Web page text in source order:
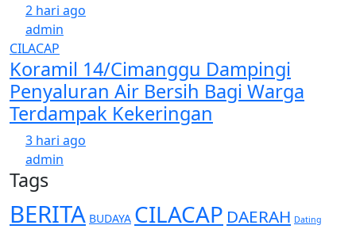
2 hari ago
admin
CILACAP
Koramil 14/Cimanggu Dampingi
Penyaluran Air Bersih Bagi Warga
Terdampak Kekeringan
3 hari ago
admin
Tags
BERITA BUDAYA CILACAP DAERAH Dating